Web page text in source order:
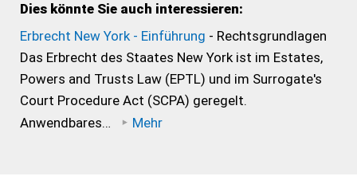
Dies könnte Sie auch interessieren:
Erbrecht New York - Einführung - Rechtsgrundlagen
Das Erbrecht des Staates New York ist im Estates,
Powers and Trusts Law (EPTL) und im Surrogate's
Court Procedure Act (SCPA) geregelt.
Anwendbares…
Mehr